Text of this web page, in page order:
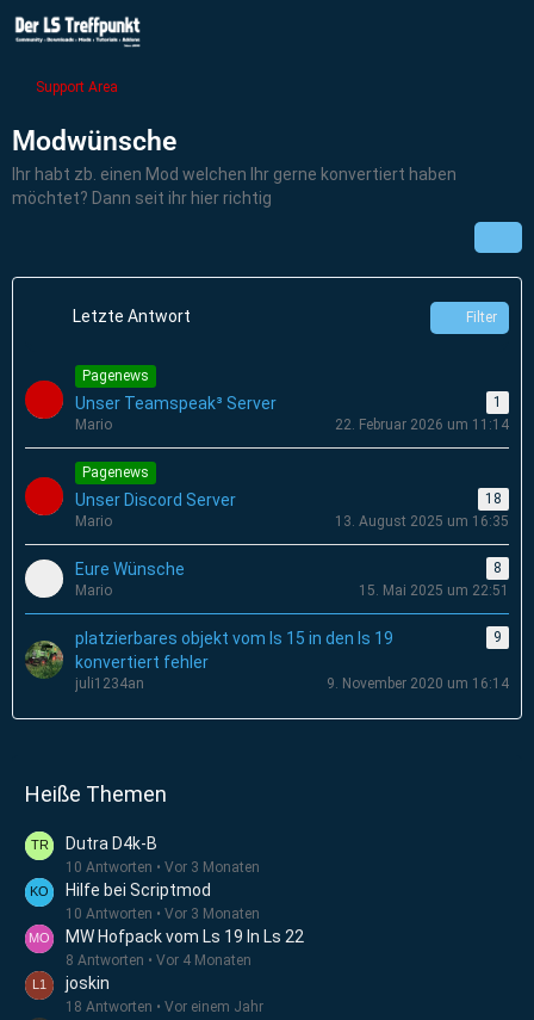
Support Area
Modwünsche
Ihr habt zb. einen Mod welchen Ihr gerne konvertiert haben
möchtet? Dann seit ihr hier richtig
Letzte Antwort Filter
Pagenews
Unser Teamspeak³ Server
1
Mario
22. Februar 2026 um 11:14
Pagenews
Unser Discord Server
18
Mario
13. August 2025 um 16:35
Eure Wünsche
8
Mario
15. Mai 2025 um 22:51
platzierbares objekt vom ls 15 in den ls 19
konvertiert fehler
9
juli1234an 9. November 2020 um 16:14
Heiße Themen
Dutra D4k-B
10 Antworten Vor 3 Monaten
Hilfe bei Scriptmod
10 Antworten Vor 3 Monaten
MW Hofpack vom Ls 19 In Ls 22
8 Antworten Vor 4 Monaten
joskin
18 Antworten Vor einem Jahr